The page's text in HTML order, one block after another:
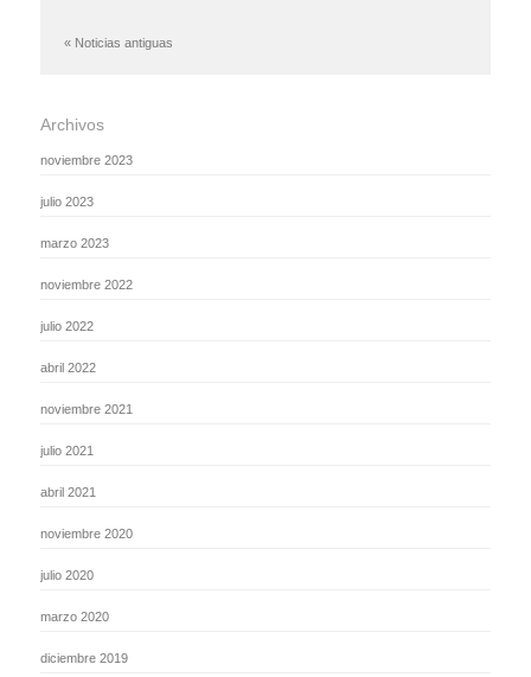
« Noticias antiguas
Archivos
noviembre 2023
julio 2023
marzo 2023
noviembre 2022
julio 2022
abril 2022
noviembre 2021
julio 2021
abril 2021
noviembre 2020
julio 2020
marzo 2020
diciembre 2019